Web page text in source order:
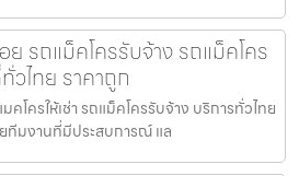
ย รถแม็คโครรับจ้าง รถแม็คโคร
วไทย ราคาถูก
คโครให้เช่า รถแม็คโครรับจ้าง บริการทั่วไทย
ทีมงานที่มีประสบการณ์ แล